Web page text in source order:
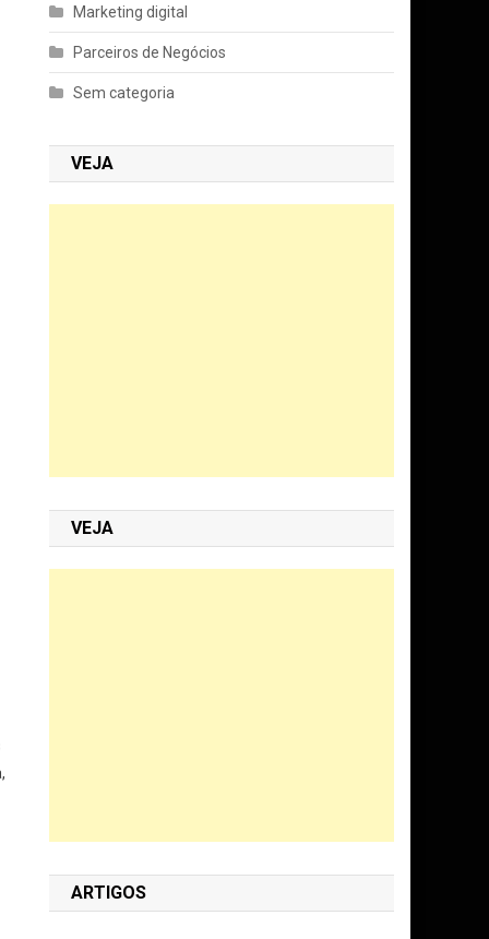
Marketing digital
Parceiros de Negócios
Sem categoria
VEJA
VEJA
ARTIGOS